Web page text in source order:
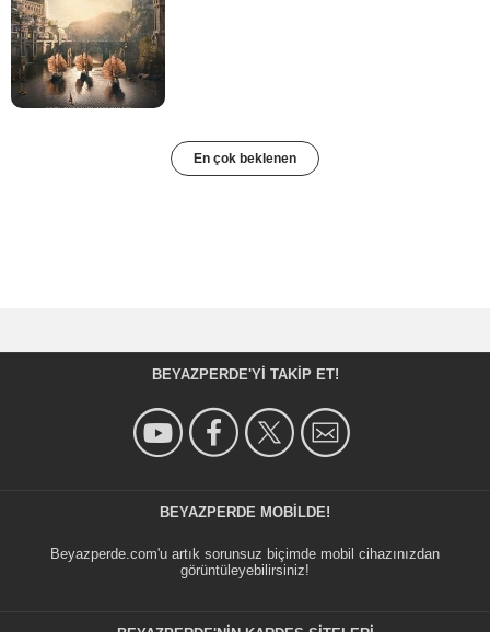
En çok beklenen
BEYAZPERDE'YI TAKIP ET!
BEYAZPERDE MOBILDE!
Beyazperde.com'u artık sorunsuz biçimde mobil cihazınızdan
görüntüleyebilirsiniz!